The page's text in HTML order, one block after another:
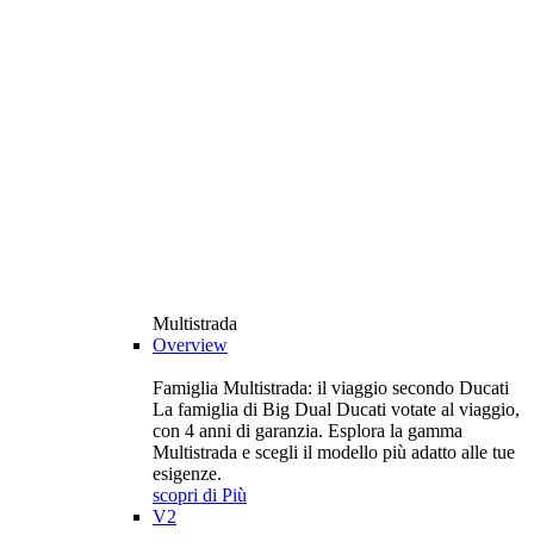
Multistrada
Overview
Famiglia Multistrada: il viaggio secondo Ducati
La famiglia di Big Dual Ducati votate al viaggio,
con 4 anni di garanzia. Esplora la gamma
Multistrada e scegli il modello più adatto alle tue
esigenze.
scopri di Più
V2